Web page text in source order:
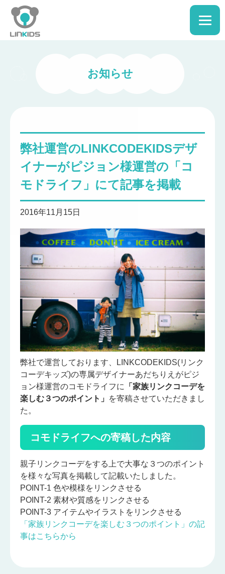
お知らせ
弊社運営のLINKCODEKIDSデザ
イナーがピジョン様運営の「コ
モドライフ」にて記事を掲載
2016年11月15日
弊社で運営しております、LINKCODEKIDS(リンク
コーデキッズ)の専属デザイナーあだちりえがピジ
ョン様運営のコモドライフに
「家族リンクコーデを
楽しむ３つのポイント」
を寄稿させていただきまし
た。
コモドライフへの寄稿した内容
親子リンクコーデをする上で大事な３つのポイント
を様々な写真を掲載して記載いたしました。
POINT-1 色や模様をリンクさせる
POINT-2 素材や質感をリンクさせる
POINT-3 アイテムやイラストをリンクさせる
「家族リンクコーデを楽しむ３つのポイント」の記
事はこちらから